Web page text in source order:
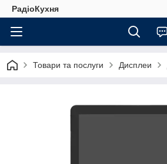
РадіоКухня
Товари та послуги Дисплеи